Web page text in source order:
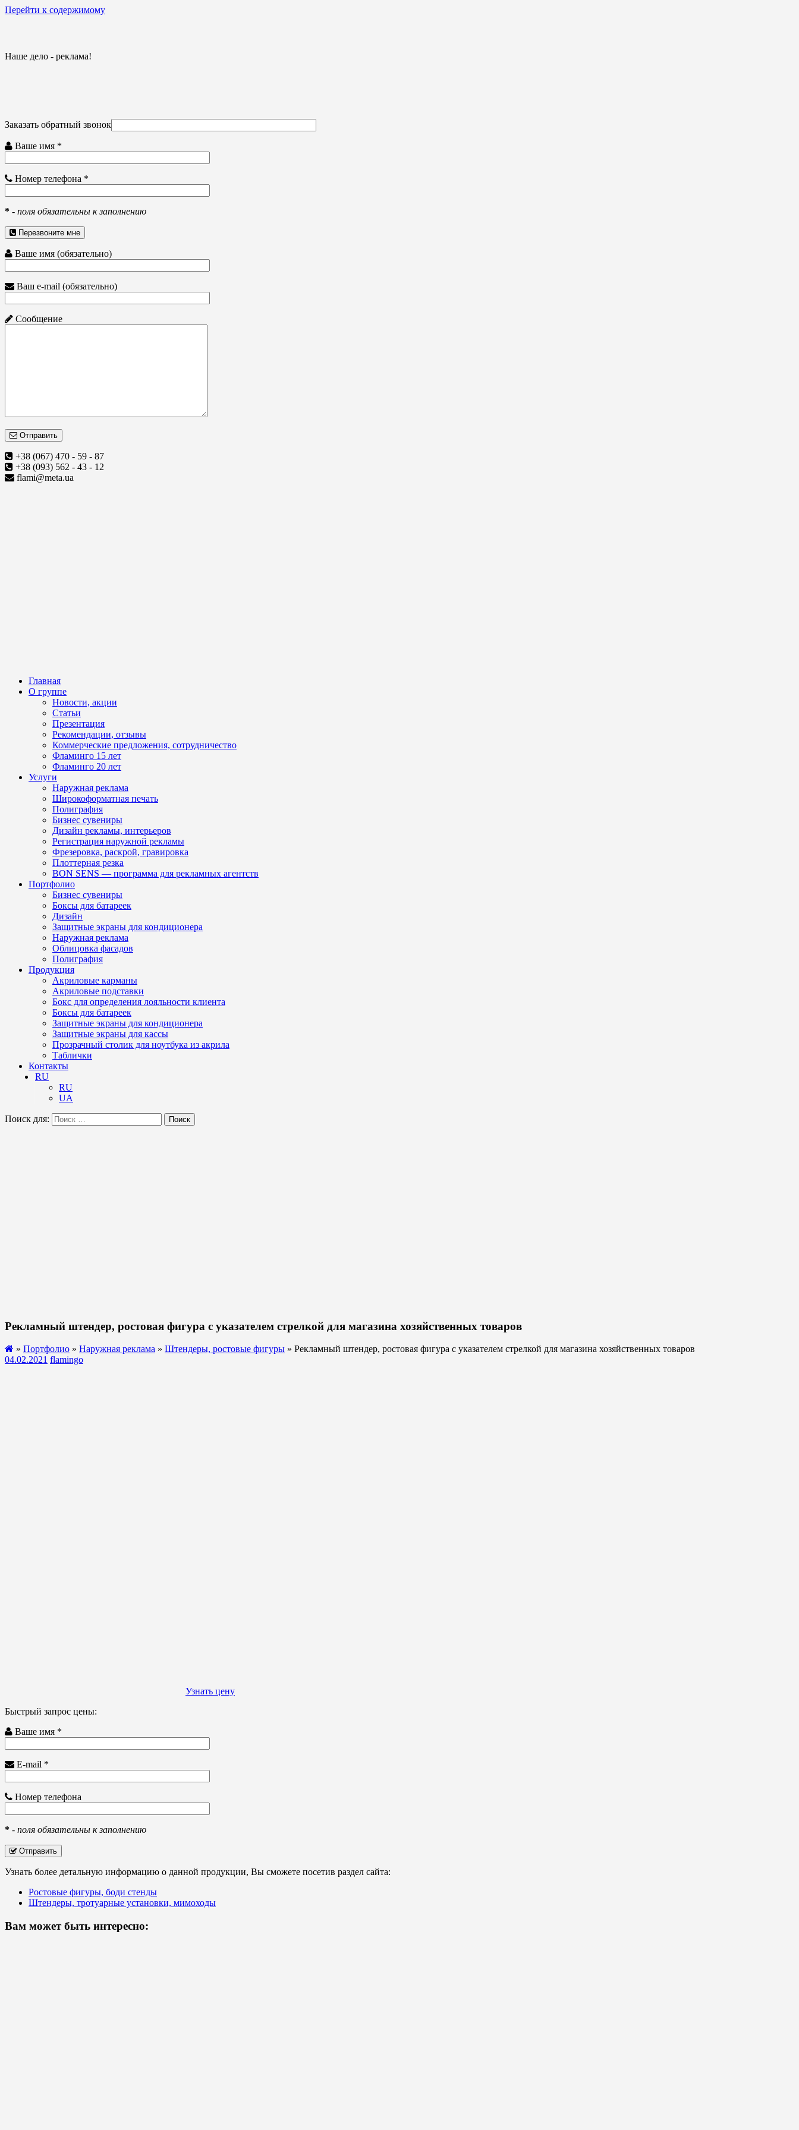
Перейти к содержимому
Наше дело - реклама!
Заказать обратный звонок
Ваше имя *
Номер телефона *
* - поля обязательны к заполнению
Перезвоните мне
Ваше имя (обязательно)
Ваш e-mail (обязательно)
Сообщение
Отправить
+38 (067) 470 - 59 - 87
+38 (093) 562 - 43 - 12
flami@meta.ua
Главная
О группе
Новости, акции
Статьи
Презентация
Рекомендации, отзывы
Коммерческие предложения, сотрудничество
Фламинго 15 лет
Фламинго 20 лет
Услуги
Наружная реклама
Широкоформатная печать
Полиграфия
Бизнес сувениры
Дизайн рекламы, интерьеров
Регистрация наружной рекламы
Фрезеровка, раскрой, гравировка
Плоттерная резка
BON SENS — программа для рекламных агентств
Портфолио
Бизнес сувениры
Боксы для батареек
Дизайн
Защитные экраны для кондиционера
Наружная реклама
Облицовка фасадов
Полиграфия
Продукция
Акриловые карманы
Акриловые подставки
Бокс для определения лояльности клиента
Боксы для батареек
Защитные экраны для кондиционера
Защитные экраны для кассы
Прозрачный столик для ноутбука из акрила
Таблички
Контакты
RU
RU
UA
Поиск для: Поиск
Рекламный штендер, ростовая фигура с указателем стрелкой для магазина хозяйственных товаров
» Портфолио » Наружная реклама » Штендеры, ростовые фигуры » Рекламный штендер, ростовая фигура с указателем стрелкой для магазина хозяйственных товаров
04.02.2021 flamingo
Узнать цену
Быстрый запрос цены:
Ваше имя *
E-mail *
Номер телефона
* - поля обязательны к заполнению
Отправить
Узнать более детальную информацию о данной продукции, Вы сможете посетив раздел сайта:
Ростовые фигуры, боди стенды
Штендеры, тротуарные установки, мимоходы
Вам может быть интересно: